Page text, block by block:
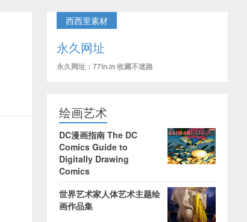
西西里素材
永久网址
永久网址：77in.in 收藏不迷路
绘画艺术
DC漫画指南 The DC
Comics Guide to
Digitally Drawing
Comics
世界艺术家人体艺术主题绘
画作品集